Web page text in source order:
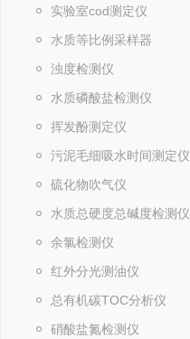
实验室cod测定仪
水质等比例采样器
浊度检测仪
水质磷酸盐检测仪
挥发酚测定仪
污泥毛细吸水时间测定仪
硫化物吹气仪
水质总硬度总碱度检测仪
余氯检测仪
红外分光测油仪
总有机碳TOC分析仪
硝酸盐氮检测仪